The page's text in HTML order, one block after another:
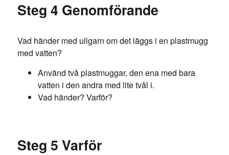
Steg 4 Genomförande
Vad händer med ullgarn om det läggs i en plastmugg
med vatten?
Använd två plastmuggar, den ena med bara
vatten i den andra med lite tvål i.
Vad händer? Varför?
Steg 5 Varför